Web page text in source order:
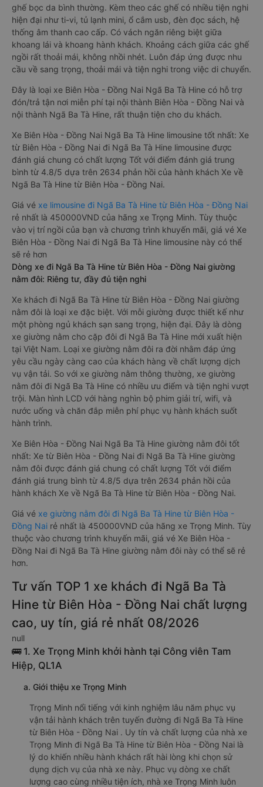
ghế bọc da bình thường. Kèm theo các ghế có nhiều tiện nghi
hiện đại như ti-vi, tủ lạnh mini, ổ cắm usb, đèn đọc sách, hệ
thống âm thanh cao cấp. Có vách ngăn riêng biệt giữa
khoang lái và khoang hành khách. Khoảng cách giữa các ghế
ngồi rất thoải mái, không nhồi nhét. Luôn đáp ứng được nhu
cầu về sang trọng, thoải mái và tiện nghi trong việc di chuyển.
Đây là loại xe Biên Hòa - Đồng Nai Ngã Ba Tà Hine có hỗ trợ
đón/trả tận nơi miễn phí tại nội thành Biên Hòa - Đồng Nai và
nội thành Ngã Ba Tà Hine, rất thuận tiện cho du khách.
Xe Biên Hòa - Đồng Nai Ngã Ba Tà Hine limousine tốt nhất: Xe
từ Biên Hòa - Đồng Nai đi Ngã Ba Tà Hine limousine được
đánh giá chung có chất lượng Tốt với điểm đánh giá trung
bình từ 4.8/5 dựa trên 2634 phản hồi của hành khách Xe về
Ngã Ba Tà Hine từ Biên Hòa - Đồng Nai.
Giá vé xe limousine đi Ngã Ba Tà Hine từ Biên Hòa - Đồng Nai
rẻ nhất là 450000VND của hãng xe Trọng Minh. Tùy thuộc
vào vị trí ngồi của bạn và chương trình khuyến mãi, giá vé Xe
Biên Hòa - Đồng Nai đi Ngã Ba Tà Hine limousine này có thể
sẽ rẻ hơn
Dòng xe đi Ngã Ba Tà Hine từ Biên Hòa - Đồng Nai giường
nằm đôi: Riêng tư, đầy đủ tiện nghi
Xe khách đi Ngã Ba Tà Hine từ Biên Hòa - Đồng Nai giường
nằm đôi là loại xe đặc biệt. Với mỗi giường được thiết kế như
một phòng ngủ khách sạn sang trọng, hiện đại. Đây là dòng
xe giường nằm cho cặp đôi đi Ngã Ba Tà Hine mới xuất hiện
tại Việt Nam. Loại xe giường nằm đôi ra đời nhằm đáp ứng
yêu cầu ngày càng cao của khách hàng về chất lượng dịch
vụ vận tải. So với xe giường nằm thông thường, xe giường
nằm đôi đi Ngã Ba Tà Hine có nhiều ưu điểm và tiện nghi vượt
trội. Màn hình LCD với hàng nghìn bộ phim giải trí, wifi, và
nước uống và chăn đắp miễn phí phục vụ hành khách suốt
hành trình.
Xe Biên Hòa - Đồng Nai Ngã Ba Tà Hine giường nằm đôi tốt
nhất: Xe từ Biên Hòa - Đồng Nai đi Ngã Ba Tà Hine giường
nằm đôi được đánh giá chung có chất lượng Tốt với điểm
đánh giá trung bình từ 4.8/5 dựa trên 2634 phản hồi của
hành khách Xe về Ngã Ba Tà Hine từ Biên Hòa - Đồng Nai.
Giá vé xe giường nằm đôi đi Ngã Ba Tà Hine từ Biên Hòa -
Đồng Nai rẻ nhất là 450000VND của hãng xe Trọng Minh. Tùy
thuộc vào chương trình khuyến mãi, giá vé Xe Biên Hòa -
Đồng Nai đi Ngã Ba Tà Hine giường nằm đôi này có thể sẽ rẻ
hơn.
Tư vấn TOP 1 xe khách đi Ngã Ba Tà
Hine từ Biên Hòa - Đồng Nai chất lượng
cao, uy tín, giá rẻ nhất 08/2026
null
🚌 1. Xe Trọng Minh khởi hành tại Công viên Tam
Hiệp, QL1A
a. Giới thiệu xe Trọng Minh
Trọng Minh nổi tiếng với kinh nghiệm lâu năm phục vụ
vận tải hành khách trên tuyến đường đi Ngã Ba Tà Hine
từ Biên Hòa - Đồng Nai . Uy tín và chất lượng của nhà xe
Trọng Minh đi Ngã Ba Tà Hine từ Biên Hòa - Đồng Nai là
lý do khiến nhiều hành khách rất hài lòng khi chọn sử
dụng dịch vụ của nhà xe này. Phục vụ dòng xe chất
lượng cao cùng nhiều tiện ích, nhà xe Trọng Minh luôn